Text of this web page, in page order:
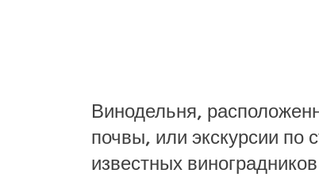
Винодельня,
почвы, или экскурсии по
известных